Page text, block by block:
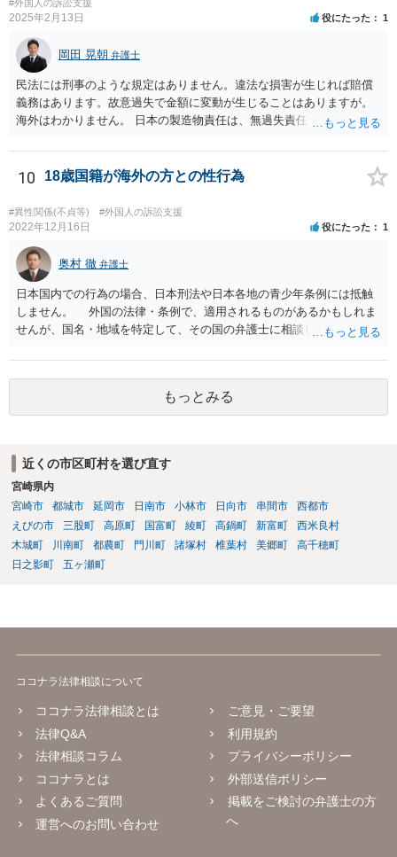
#外国人の訴訟支援
2025年2月13日 役にたった 1
岡田 晃朝 弁護士
民法には刑事のような規定はありません。違法な損害が生じれば賠償
義務はあります。故意過失で金額に変動が生じることはありますが。
海外はわかりません。 日本の製造物責任は、無過失責任です。ですの
10 18歳国籍が海外の方との性行為
#異性関係(不貞等) #外国人の訴訟支援
2022年12月16日 役にたった 1
奥村 徹 弁護士
日本国内での行為の場合、日本刑法や日本各地の青少年条例には抵触
しません。 外国の法律・条例で、適用されるものがあるかもしれま
せんが、国名・地域を特定して、その国の弁護士に相談してくださ
もっとみる
近くの市区町村を選び直す
宮崎県内
宮崎市
都城市 延岡市 日南市 小林市 日向市 串間市
西都市
えびの市
三股町 高原町 国富町 綾町 高鍋町 新富町
西米良村
木城町
川南町 都農町 門川町 諸塚村 椎葉村 美郷町
高千穂町
日之影町
五ヶ瀬町
ココナラ法律相談について
ココナラ法律相談とは
法律Q&A
法律相談コラム
ココナラとは
よくあるご質問
運営へのお問い合わせ
ご意見・ご要望
利用規約
プライバシーポリシー
外部送信ポリシー
掲載をご検討の弁護士の方
へ